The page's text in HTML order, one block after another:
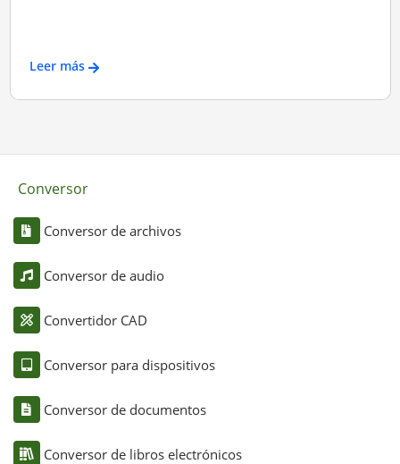
Leer más
Conversor
Conversor de archivos
Conversor de audio
Convertidor CAD
Conversor para dispositivos
Conversor de documentos
Conversor de libros electrónicos